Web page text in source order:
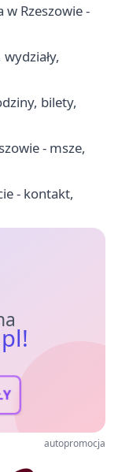
w Rzeszowie -
bilety,
- msze,
- kontakt,
autopromocja